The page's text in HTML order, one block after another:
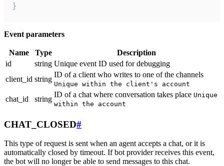
}
Event parameters
Name Type
Description
id
string Unique event ID used for debugging
client_id string
ID of a client who writes to one of the channels
Unique within the client's account
chat_id string
ID of a chat where conversation takes place Unique
within the account
CHAT_CLOSED#
This type of request is sent when an agent accepts a chat, or it is
automatically closed by timeout. If bot provider receives this event,
the bot will no longer be able to send messages to this chat.